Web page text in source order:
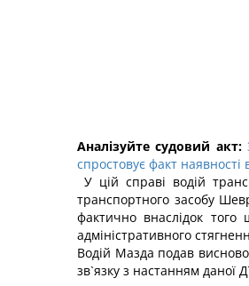
Аналізуйте судовий акт:
спростовує факт
У цій справі водій
транспортного засобу
фактично внаслідок
адміністративного
Водій Мазда подав
зв`язку з настанням даної